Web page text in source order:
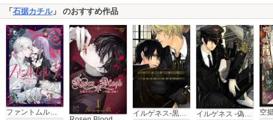
「 石据カチル」 のおすすめ作品
ファントムルース～魔女が夢見た最後の楽園～ イルゲネス-黒耀の軌跡- イルゲネス -偽翼の交響曲- 空